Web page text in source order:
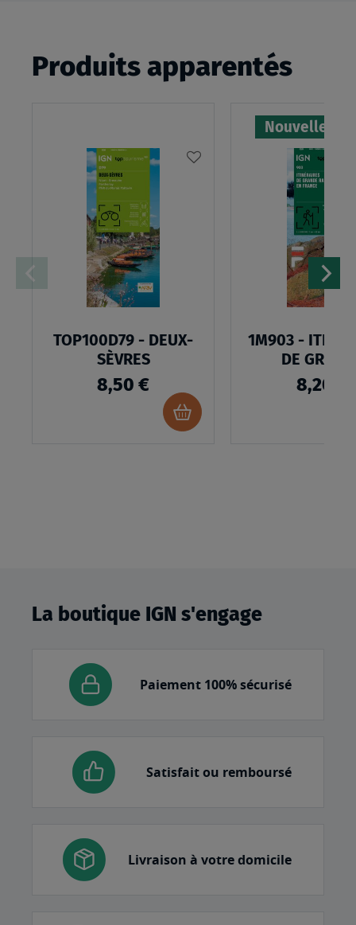
Produits apparentés
TOP100D79 - DEUX-
SÈVRES
8,50 €
Ajouter
au
Nouvelle
1M903 -
DE
FRANCE
8,20 €
La boutique IGN s'engage
Paiement 100% sécurisé
Satisfait ou remboursé
Livraison à votre domicile